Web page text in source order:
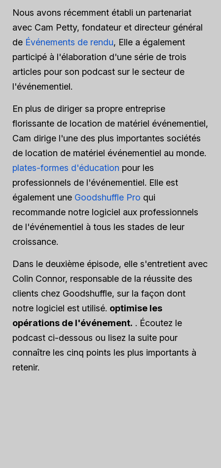
Nous avons récemment établi un partenariat
avec Cam Petty, fondateur et directeur général
de Événements de rendu, Elle a également
participé à l'élaboration d'une série de trois
articles pour son podcast sur le secteur de
l'événementiel.
En plus de diriger sa propre entreprise
florissante de location de matériel événementiel,
Cam dirige l'une des plus importantes sociétés
de location de matériel événementiel au monde.
plates-formes d'éducation pour les
professionnels de l'événementiel. Elle est
également une Goodshuffle Pro qui
recommande notre logiciel aux professionnels
de l'événementiel à tous les stades de leur
croissance.
Dans le deuxième épisode, elle s'entretient avec
Colin Connor, responsable de la réussite des
clients chez Goodshuffle, sur la façon dont
notre logiciel est utilisé. optimise les
opérations de l'événement. . Écoutez le
podcast ci-dessous ou lisez la suite pour
connaître les cinq points les plus importants à
retenir.